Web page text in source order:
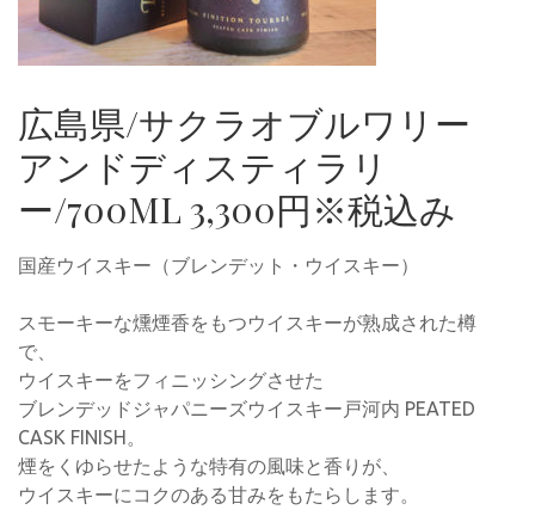
広島県/サクラオブルワリー
アンドディスティラリ
ー/700ML 3,300円※税込み
国産ウイスキー（ブレンデット・ウイスキー）
スモーキーな燻煙香をもつウイスキーが熟成された樽
で、
ウイスキーをフィニッシングさせた
ブレンデッドジャパニーズウイスキー戸河内 PEATED
CASK FINISH。
煙をくゆらせたような特有の風味と香りが、
ウイスキーにコクのある甘みをもたらします。